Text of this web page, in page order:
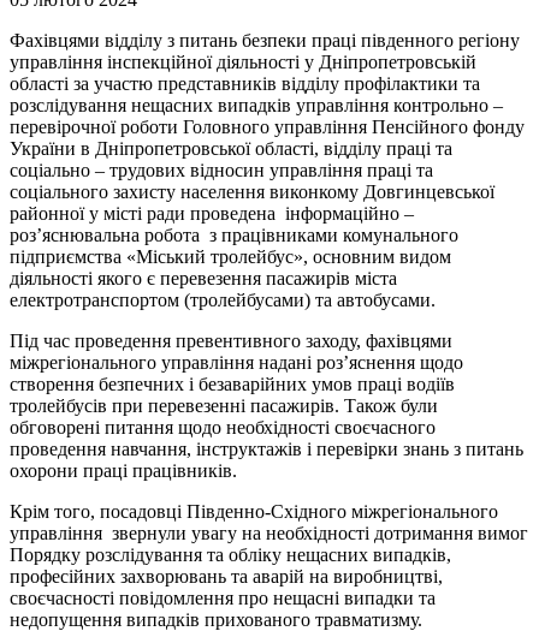
Фахівцями відділу з питань безпеки праці південного регіону
управління інспекційної діяльності у Дніпропетровській
області за участю представників відділу профілактики та
розслідування нещасних випадків управління контрольно –
перевірочної роботи Головного управління Пенсійного фонду
України в Дніпропетровської області, відділу праці та
соціально – трудових відносин управління праці та
соціального захисту населення виконкому Довгинцевської
районної у місті ради проведена інформаційно –
роз’яснювальна робота з працівниками комунального
підприємства «Міський тролейбус», основним видом
діяльності якого є перевезення пасажирів міста
електротранспортом (тролейбусами) та автобусами.
Під час проведення превентивного заходу, фахівцями
міжрегіонального управління надані роз’яснення щодо
створення безпечних і безаварійних умов праці водіїв
тролейбусів при перевезенні пасажирів. Також були
обговорені питання щодо необхідності своєчасного
проведення навчання, інструктажів і перевірки знань з питань
охорони праці працівників.
Крім того, посадовці Південно-Східного міжрегіонального
управління звернули увагу на необхідності дотримання вимог
Порядку розслідування та обліку нещасних випадків,
професійних захворювань та аварій на виробництві,
своєчасності повідомлення про нещасні випадки та
недопущення випадків прихованого травматизму.